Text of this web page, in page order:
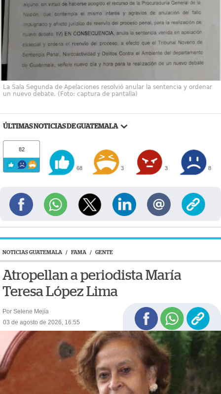
La Sala Segunda de Apelaciones resolvió anular la sentencia y ordenar
un nuevo debate. (Foto: captura de pantalla)
ÚLTIMAS NOTICIAS DE GUATEMALA
82
68 3 3 8
NOTICIAS GUATEMALA / FAMA / GENTE
Atropellan a periodista María
Teresa López Lima
Por Selene Mejía
03 de agosto de 2026, 16:55